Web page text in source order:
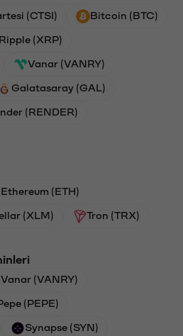
(CTSI) Bitcoin (BTC)
Ripple (XRP)
Vanar (VANRY)
Galatasaray (GAL)
(RENDER)
Ethereum (ETH)
(XLM) Tron (TRX)
Vanar (VANRY)
(PEPE)
Synapse (SYN)